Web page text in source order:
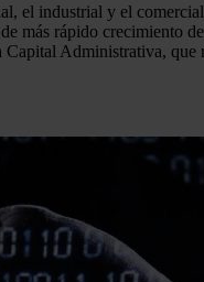
el industrial y el
más rápido crecimiento
Administrativa, que